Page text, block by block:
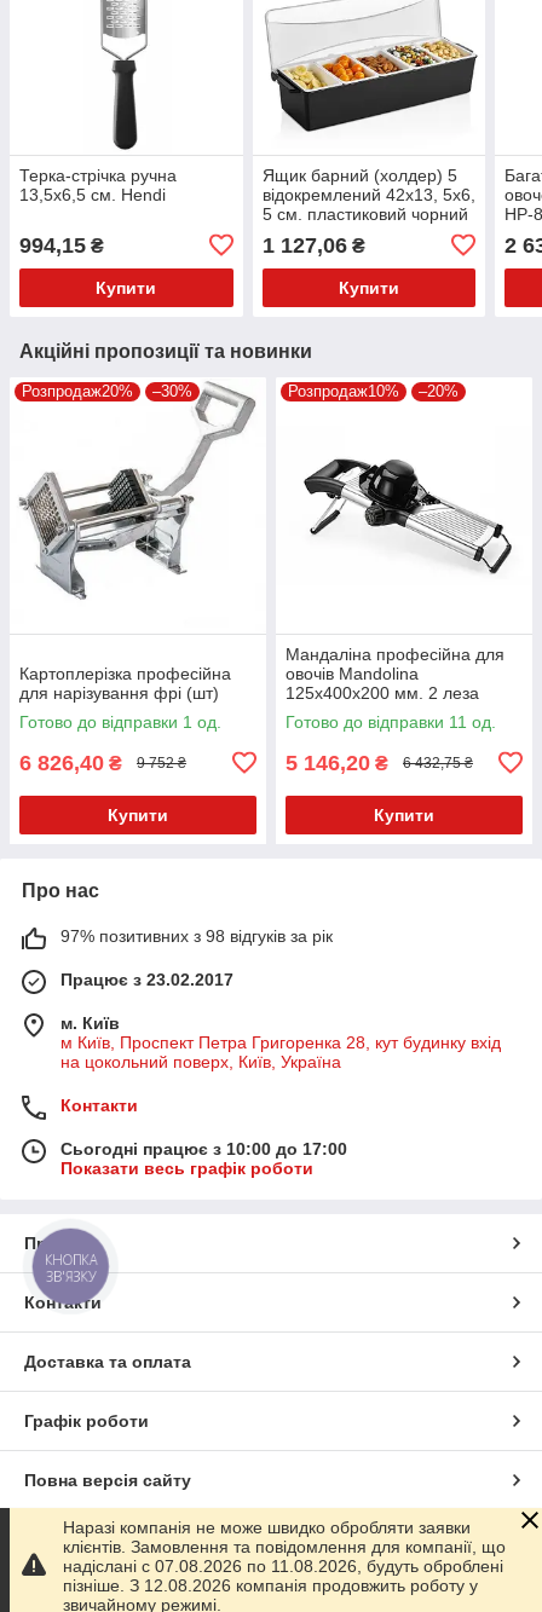
Терка-стрічка ручна
13,5х6,5 см. Hendi
994,15 ₴
Купити
Ящик барний (холдер) 5
відокремлений 42х13, 5х6,
5 см. пластиковий чорний
1 127,06₴
Купити
HP-
2
Акційні пропозиції та новинки
Розпродаж20% –30%
Картоплерізка професійна
для нарізування фрі (шт)
Готово до відправки 1 од.
6 826,40 ₴ 9 752 ₴
Купити
Розпродаж10% –20%
Мандаліна професійна для
овочів Mandolina
125x400х200 мм. 2 леза
Hendi 222652
Готово до відправки 11 од.
5 146,20 ₴ 6 432,75 ₴
Купити
Про нас
97% позитивних з 98 відгуків за рік
Працює з 23.02.2017
м. Київ
м Київ, Проспект Петра Григоренка 28, кут будинку вхід
на цокольний поверх, Київ, Україна
Контакти
Сьогодні працює з 10:00 до 17:00
Показати весь графік роботи
Про нас
Контакти
Доставка та оплата
Графік роботи
Повна версія сайту
Сайт створено на маркетплейсіProm.ua
Політика конфіденційності
Наразі компанія не може швидко обробляти заявки
клієнтів. Замовлення та повідомлення для компанії, що
надіслані с 07.08.2026 по 11.08.2026, будуть оброблені
пізніше. З 12.08.2026 компанія продовжить роботу у
звичайному режимі.
КНОПКА
ЗВ'ЯЗКУ